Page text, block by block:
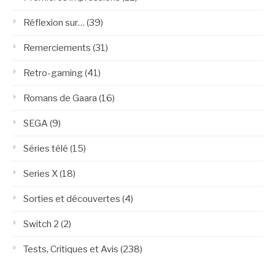
Réflexion sur… (39)
Remerciements (31)
Retro-gaming(41)
Romans de Gaara (16)
SEGA(9)
Séries télé (15)
Series X(18)
Sorties et découvertes (4)
Switch 2 (2)
Tests, Critiques et Avis (238)